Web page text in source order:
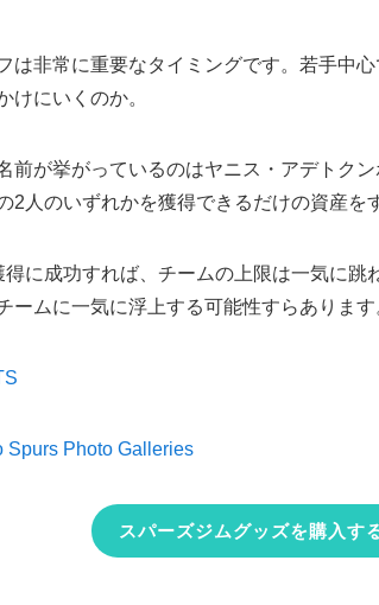
は非常に重要なタイミングです。若手中
けにいくのか。
前が挙がっているのはヤニス・アデトクン
2人のいずれかを獲得できるだけの資産を
に成功すれば、チームの上限は一気に跳
ームに一気に浮上する可能性すらあります
Spurs Photo Galleries
スパーズジムグッズを購入す